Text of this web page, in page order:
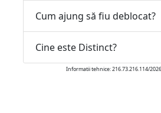
Cum ajung să fiu deblocat?
Cine este Distinct?
Informatii tehnice: 216.73.216.114/